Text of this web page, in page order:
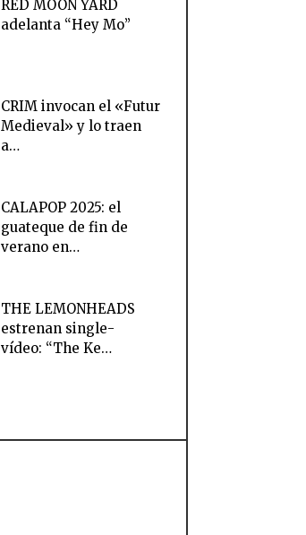
RED MOON YARD
adelanta “Hey Mo”
CRIM invocan el «Futur
Medieval» y lo traen
a…
CALAPOP 2025: el
guateque de fin de
verano en…
THE LEMONHEADS
estrenan single-
vídeo: “The Ke…